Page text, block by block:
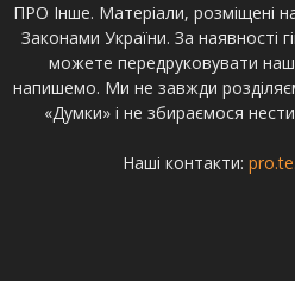
ПРО Інше. Матеріали, розміщені
Законами України. За наявності
можете передруковувати
напишемо. Ми не завжди
«Думки» і не збираємося нести
Наші контакти: